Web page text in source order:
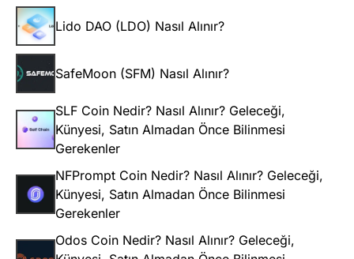
Lido DAO (LDO) Nasıl Alınır?
SafeMoon (SFM) Nasıl Alınır?
SLF Coin Nedir? Nasıl Alınır? Geleceği,
Künyesi, Satın Almadan Önce Bilinmesi
Gerekenler
NFPrompt Coin Nedir? Nasıl Alınır? Geleceği,
Künyesi, Satın Almadan Önce Bilinmesi
Gerekenler
Odos Coin Nedir? Nasıl Alınır? Geleceği,